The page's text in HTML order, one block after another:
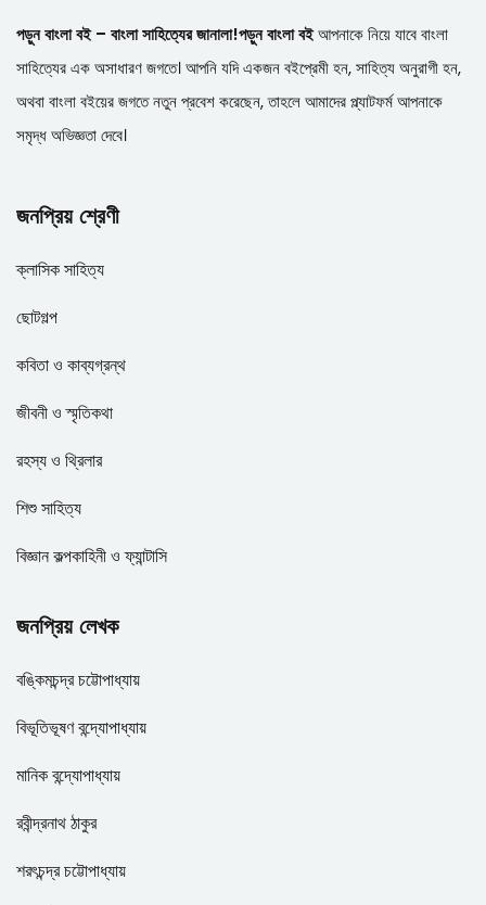
পড়ুন বাংলা বই – বাংলা সাহিত্যের জানালা!পড়ুন বাংলা বইআপনাকে নিয়ে যাবে বাংলা
সাহিত্যের এক অসাধারণ জগতে। আপনি যদি একজন বইপ্রেমী হন, সাহিত্য অনুরাগী হন,
অথবা বাংলা বইয়ের জগতে নতুন প্রবেশ করেছেন, তাহলে আমাদের প্ল্যাটফর্ম আপনাকে
সমৃদ্ধ অভিজ্ঞতা দেবে।
জনপ্রিয় শ্রেণী
ক্লাসিক সাহিত্য
ছোটগল্প
কবিতা ও কাব্যগ্রন্থ
জীবনী ও স্মৃতিকথা
রহস্য ও থ্রিলার
শিশু সাহিত্য
বিজ্ঞান কল্পকাহিনী ও ফ্যান্টাসি
জনপ্রিয় লেখক
বঙ্কিমচন্দ্র চট্টোপাধ্যায়
বিভূতিভূষণ বন্দ্যোপাধ্যায়
মানিক বন্দ্যোপাধ্যায়
রবীন্দ্রনাথ ঠাকুর
শরৎচন্দ্র চট্টোপাধ্যায়